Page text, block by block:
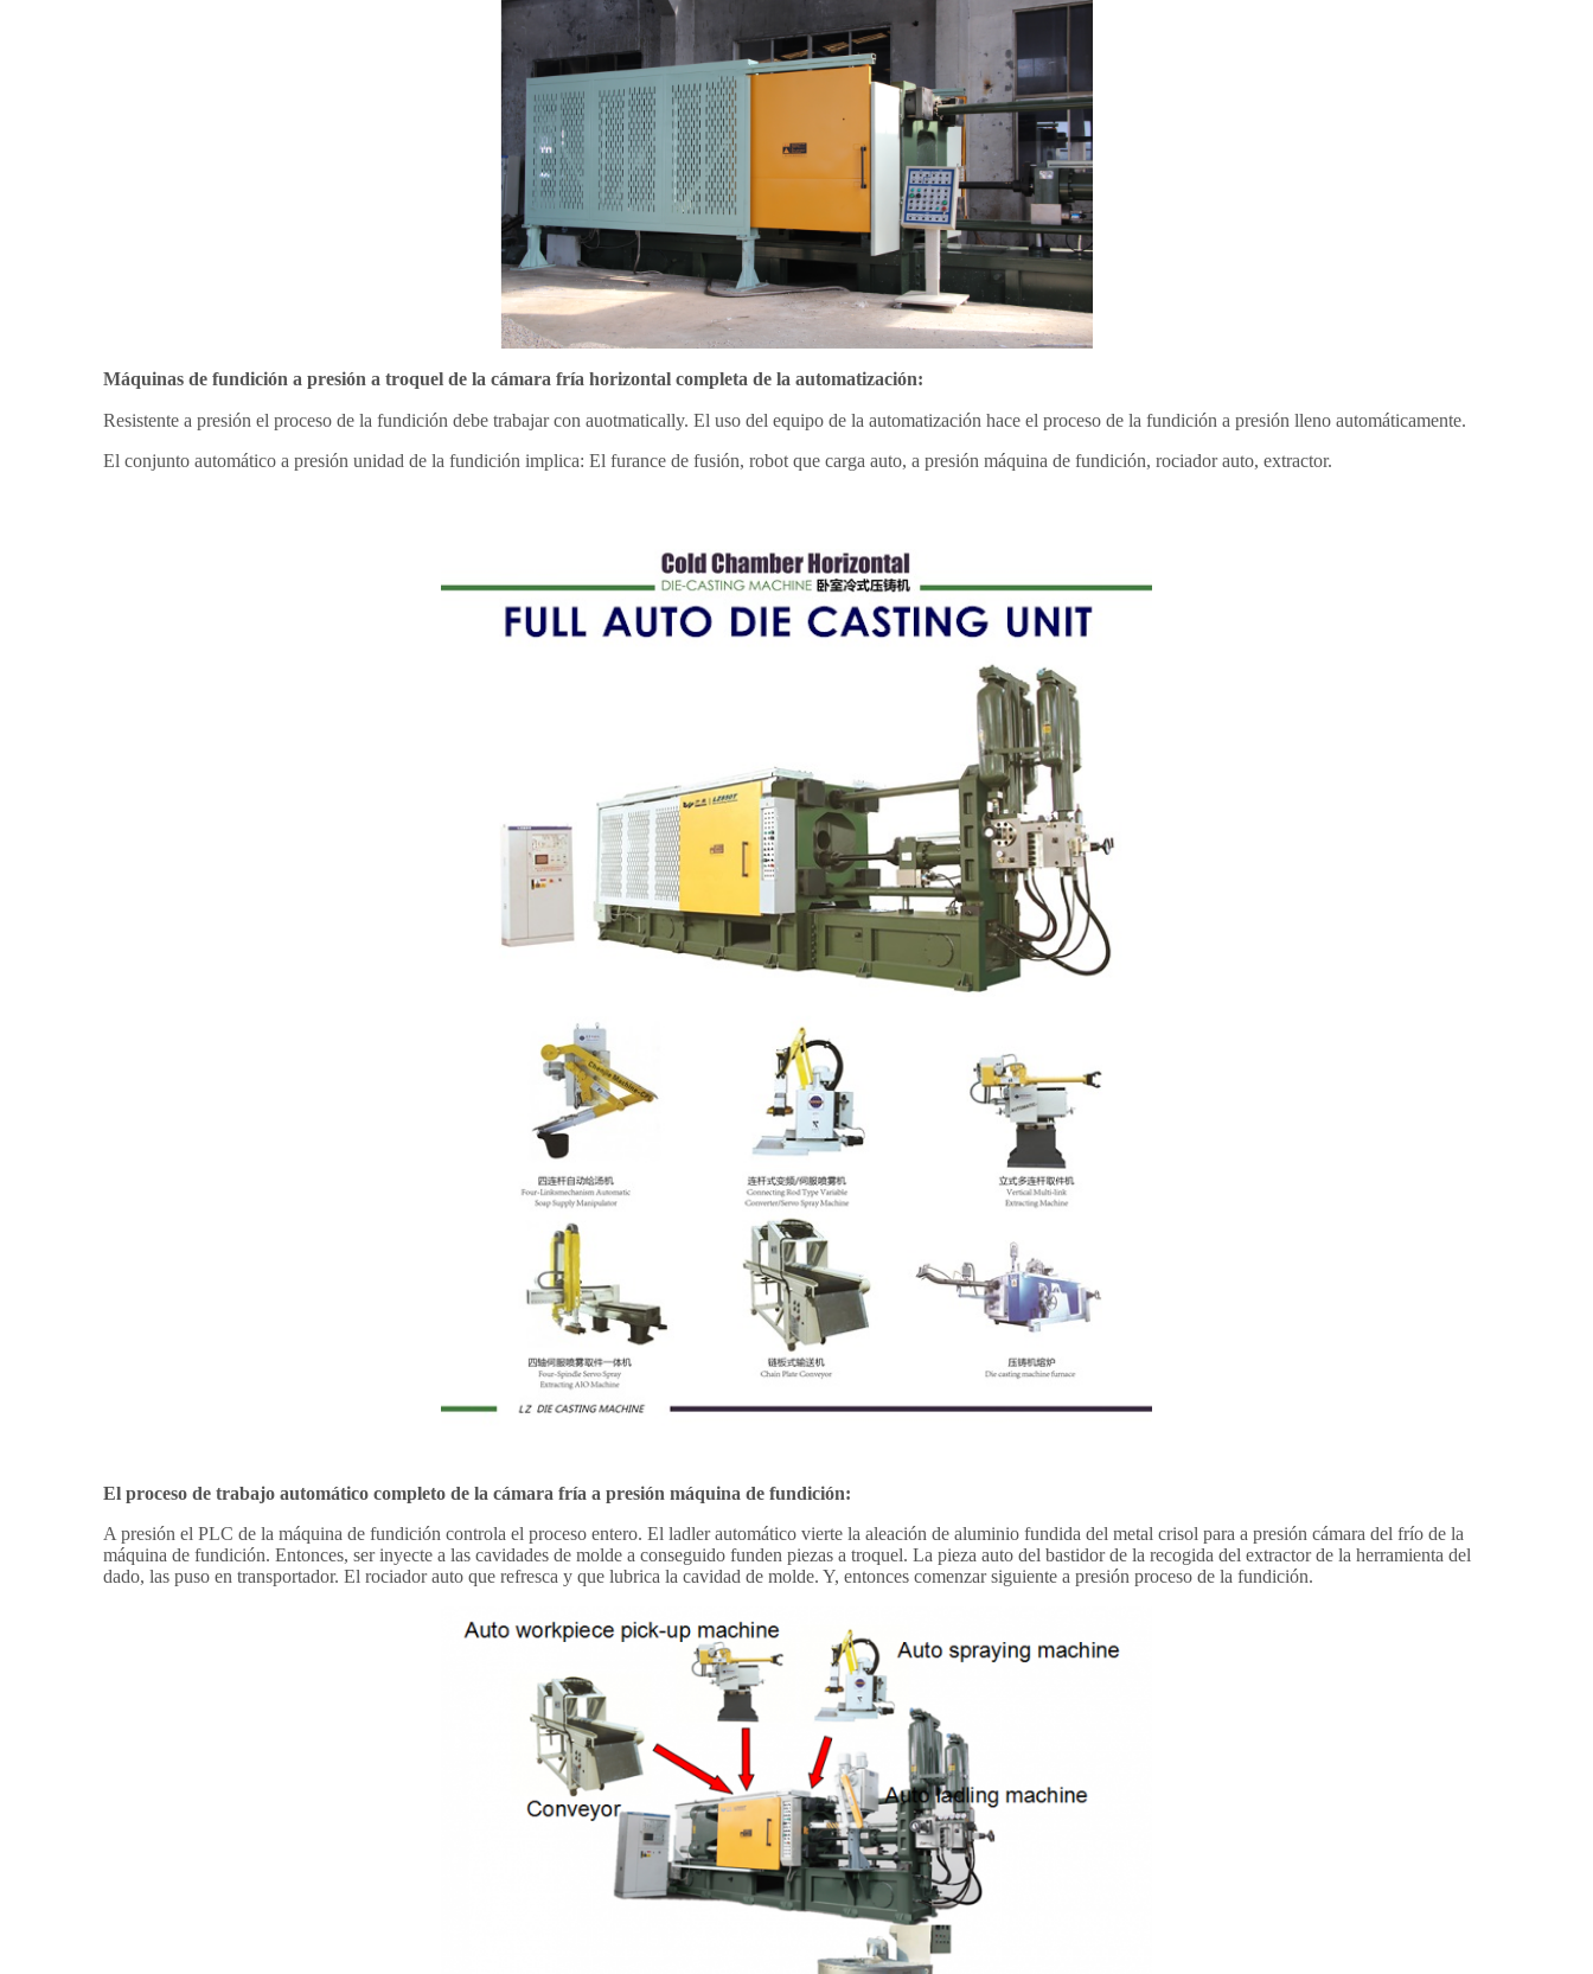
Máquinas de fundición a presión a troquel de la cámara fría horizontal completa de la automatización:
Resistente a presión el proceso de la fundición debe trabajar con auotmatically. El uso del equipo de la automatización hace el proceso de la fundición a presión lleno automáticamente.
El conjunto automático a presión unidad de la fundición implica: El furance de fusión, robot que carga auto, a presión máquina de fundición, rociador auto, extractor.
El proceso de trabajo automático completo de la cámara fría a presión máquina de fundición:
A presión el PLC de la máquina de fundición controla el proceso entero. El ladler automático vierte la aleación de aluminio fundida del metal crisol para a presión cámara del frío de la
máquina de fundición. Entonces, ser inyecte a las cavidades de molde a conseguido funden piezas a troquel. La pieza auto del bastidor de la recogida del extractor de la herramienta del
dado, las puso en transportador. El rociador auto que refresca y que lubrica la cavidad de molde. Y, entonces comenzar siguiente a presión proceso de la fundición.